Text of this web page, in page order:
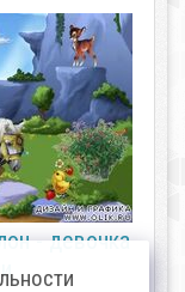
- девочка